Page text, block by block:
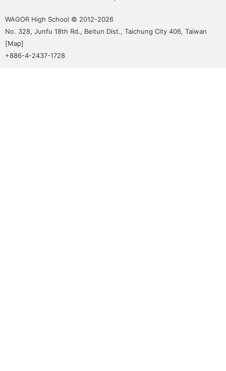
WAGOR High School © 2012-2026
No. 328, Junfu 18th Rd., Beitun Dist., Taichung City 406, Taiwan
[Map]
+886-4-2437-1728